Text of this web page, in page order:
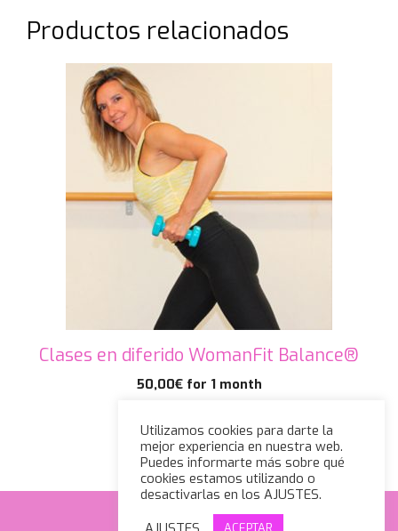
Productos relacionados
Clases en diferido WomanFit Balance®
50,00€ for 1 month
Suscribirse
Utilizamos cookies para darte la
mejor experiencia en nuestra web.
Puedes informarte más sobre qué
cookies estamos utilizando o
desactivarlas en los AJUSTES.
ACEPTAR